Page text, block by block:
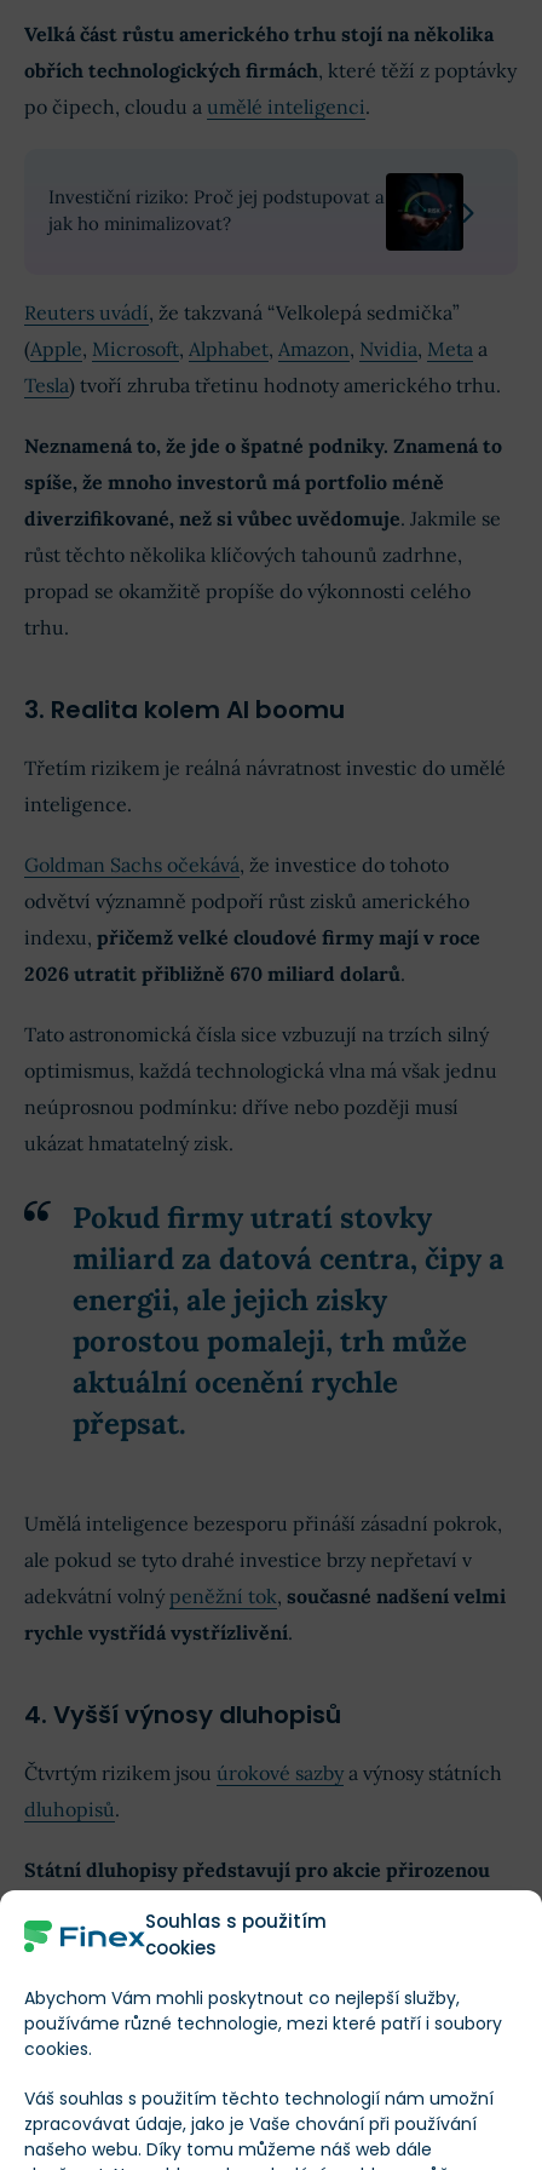
Souhlas s použitím
cookies
Abychom Vám mohli poskytnout co nejlepší služby,
používáme různé technologie, mezi které patří i soubory
cookies.
Váš souhlas s použitím těchto technologií nám umožní
zpracovávat údaje, jako je Vaše chování při používání
našeho webu. Díky tomu můžeme náš web dále
Velká část růstu amerického trhu stojí na několika
obřích technologických firmách, které těží z poptávky
po čipech, cloudu a umělé inteligenci.
Investiční riziko: Proč jej podstupovat a
jak ho minimalizovat?
Reuters uvádí, že takzvaná “Velkolepá sedmička”
(Apple, Microsoft, Alphabet, Amazon, Nvidia, Meta a
Tesla) tvoří zhruba třetinu hodnoty amerického trhu.
Neznamená to, že jde o špatné podniky. Znamená to
spíše, že mnoho investorů má portfolio méně
diverzifikované, než si vůbec uvědomuje. Jakmile se
růst těchto několika klíčových tahounů zadrhne,
propad se okamžitě propíše do výkonnosti celého
trhu.
3. Realita kolem AI boomu
Třetím rizikem je reálná návratnost investic do umělé
inteligence.
Goldman Sachs očekává, že investice do tohoto
odvětví významně podpoří růst zisků amerického
indexu, přičemž velké cloudové firmy mají v roce
2026 utratit přibližně 670 miliard dolarů.
Tato astronomická čísla sice vzbuzují na trzích silný
optimismus, každá technologická vlna má však jednu
neúprosnou podmínku: dříve nebo později musí
ukázat hmatatelný zisk.
Pokud firmy utratí stovky
miliard za datová centra, čipy a
energii, ale jejich zisky
porostou pomaleji, trh může
aktuální ocenění rychle
přepsat.
Umělá inteligence bezesporu přináší zásadní pokrok,
ale pokud se tyto drahé investice brzy nepřetaví v
adekvátní volný peněžní tok, současné nadšení velmi
rychle vystřídá vystřízlivění.
4. Vyšší výnosy dluhopisů
Čtvrtým rizikem jsou úrokové sazby a výnosy státních
dluhopisů.
Státní dluhopisy představují pro akcie přirozenou
. Pokud začnou tato bezpečnější
aktiva nabízet nadprůměrné zhodnocení, motivace
akciovém trhu přirozeně klesá.
S&P 500 srovnání jednotlivých ETF
fondů. Kolik zaplatíte za nákup?